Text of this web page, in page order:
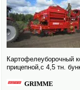
Картофеле­уборочный
прицепной,с 4,5 тн.
GRIMME